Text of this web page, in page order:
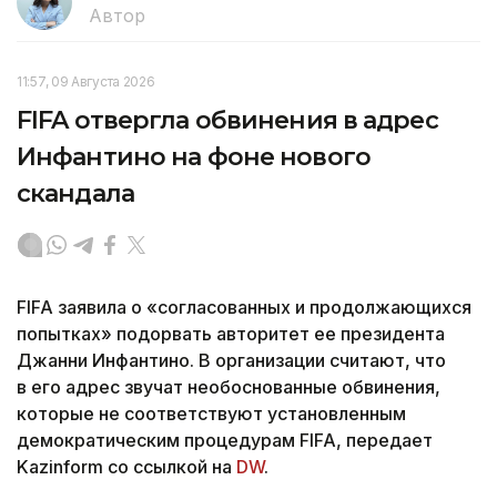
Автор
11:57, 09 Августа 2026
FIFA отвергла обвинения в адрес
Инфантино на фоне нового
скандала
FIFA заявила о «согласованных и продолжающихся
попытках» подорвать авторитет ее президента
Джанни Инфантино. В организации считают, что
в его адрес звучат необоснованные обвинения,
которые не соответствуют установленным
демократическим процедурам FIFA, передает
Kazinform со ссылкой на DW.